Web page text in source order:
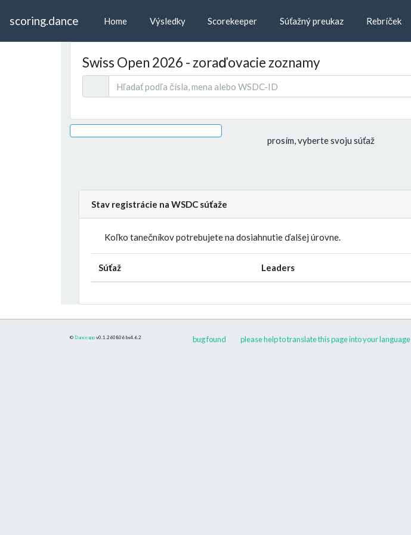
scoring.dance Home Výsledky Scorekeeper Súťažný preukaz Rebríček
Swiss Open 2026 - zoraďovacie zoznamy
prosím, vyberte svoju súťaž
Stav registrácie na WSDC súťaže
Koľko tanečníkov potrebujete na dosiahnutie ďalšej úrovne.
Súťaž Leaders
© Danceapp v0.1.260806 bs4.6.2 bug found please help to translate this page into your language